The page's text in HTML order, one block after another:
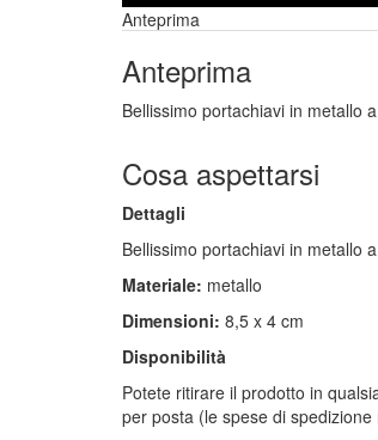
Anteprima
Anteprima
Bellissimo portachiavi in metallo
Cosa aspettarsi
Dettagli
Bellissimo portachiavi in metallo
Materiale: metallo
Dimensioni: 8,5 x 4 cm
Disponibilità
Potete ritirare il prodotto in
per posta (le spese di